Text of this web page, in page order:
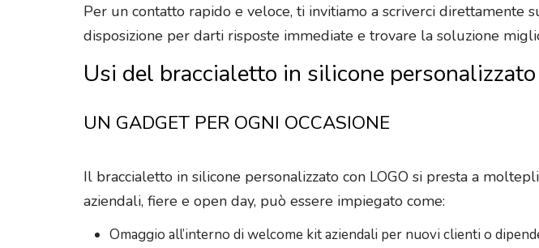
Per un contatto rapido e veloce, ti invitiamo a scriverci direttamente
disposizione per darti risposte immediate e trovare la soluzione
Usi del braccialetto in silicone
UN GADGET PER OGNI OCCASIONE
Il braccialetto in silicone personalizzato con LOGO si presta a
aziendali, fiere e open day, può essere impiegato come:
Omaggio all’interno di welcome kit aziendali per nuovi clienti o